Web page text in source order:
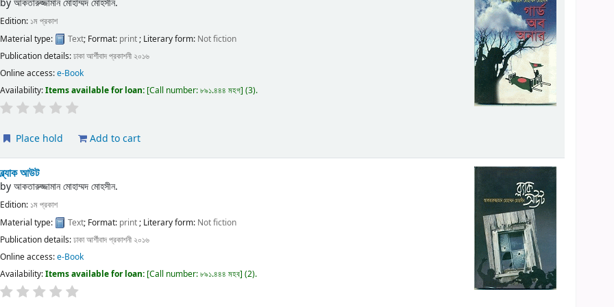
byআকতারুজ্জামান মোহাম্মদ মোহসীন.
Edition: ১ম প্রকাশ
Material type:
Text; Format: print ; Literary form: Not fiction
Publication details:ঢাকাআর্শীবাদ প্রকাশনী ২০১৬
Online access:e-Book
Availability:Items available for loan: Call number:৮৯১.৪৪৪ মহগ (3).
Place hold Add to cart
ব্ল্যাক আউট
byআকতারুজ্জামান মোহাম্মদ মোহসীন.
Edition: ১ম প্রকাশ
Material type:
Text; Format: print; Literary form: Not fiction
Publication details:ঢাকাআর্শীবাদ প্রকাশনী ২০১৬
Online access:e-Book
Availability:Items available for loan: Call number:৮৯১.৪৪৪ মহব (2).